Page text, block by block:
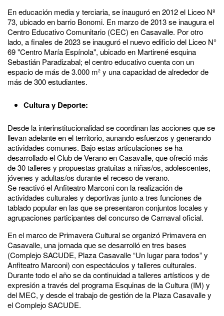
En educación media y terciaria, se inauguró en 2012 el Liceo Nº
73, ubicado en barrio Bonomi. En marzo de 2013 se inaugura el
Centro Educativo Comunitario (CEC) en Casavalle. Por otro
lado, a finales de 2023 se inauguró el nuevo edificio del Liceo N°
69 "Centro María Espínola", ubicado en Martirené esquina
Sebastián Paradizabal; el centro educativo cuenta con un
espacio de más de 3.000 m² y una capacidad de alrededor de
más de 300 estudiantes.
Cultura y Deporte:
Desde la interinstitucionalidad se coordinan las acciones que se
llevan adelante en el territorio, aunando esfuerzos y generando
actividades comunes. Bajo estas articulaciones se ha
desarrollado el Club de Verano en Casavalle, que ofreció más
de 30 talleres y propuestas gratuitas a niñas/os, adolescentes,
jóvenes y adultas/os durante el receso de verano.
Se reactivó el Anfiteatro Marconi con la realización de
actividades culturales y deportivas junto a tres funciones de
tablado popular en las que se presentaron conjuntos locales y
agrupaciones participantes del concurso de Carnaval oficial.
En el marco de Primavera Cultural se organizó Primavera en
Casavalle, una jornada que se desarrolló en tres bases
(Complejo SACUDE, Plaza Casavalle “Un lugar para todos” y
Anfiteatro Marconi) con espectáculos y talleres culturales.
Durante todo el año se da continuidad a talleres artísticos y de
expresión a través del programa Esquinas de la Cultura (IM) y
del MEC, y desde el trabajo de gestión de la Plaza Casavalle y
el Complejo SACUDE.